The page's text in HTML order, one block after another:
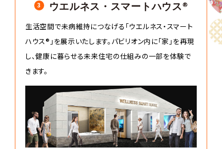
3 ウエルネス・スマートハウス®
生活空間で未病維持につなげる「ウエルネス・スマート
ハウス®」を展示いたします。パビリオン内に「家」を再現
し、健康に暮らせる未来住宅の仕組みの一部を体験で
きます。